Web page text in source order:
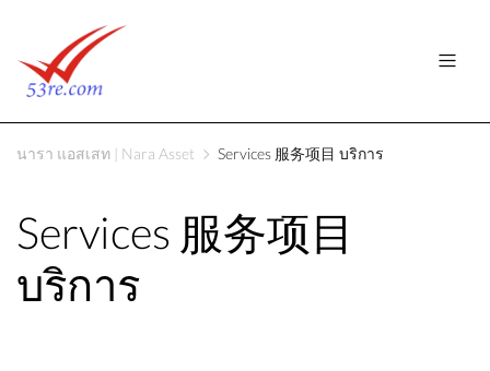
นารา แอสเสท | Nara Asset Services 服务项目 บริการ
Services 服务项目
บริการ